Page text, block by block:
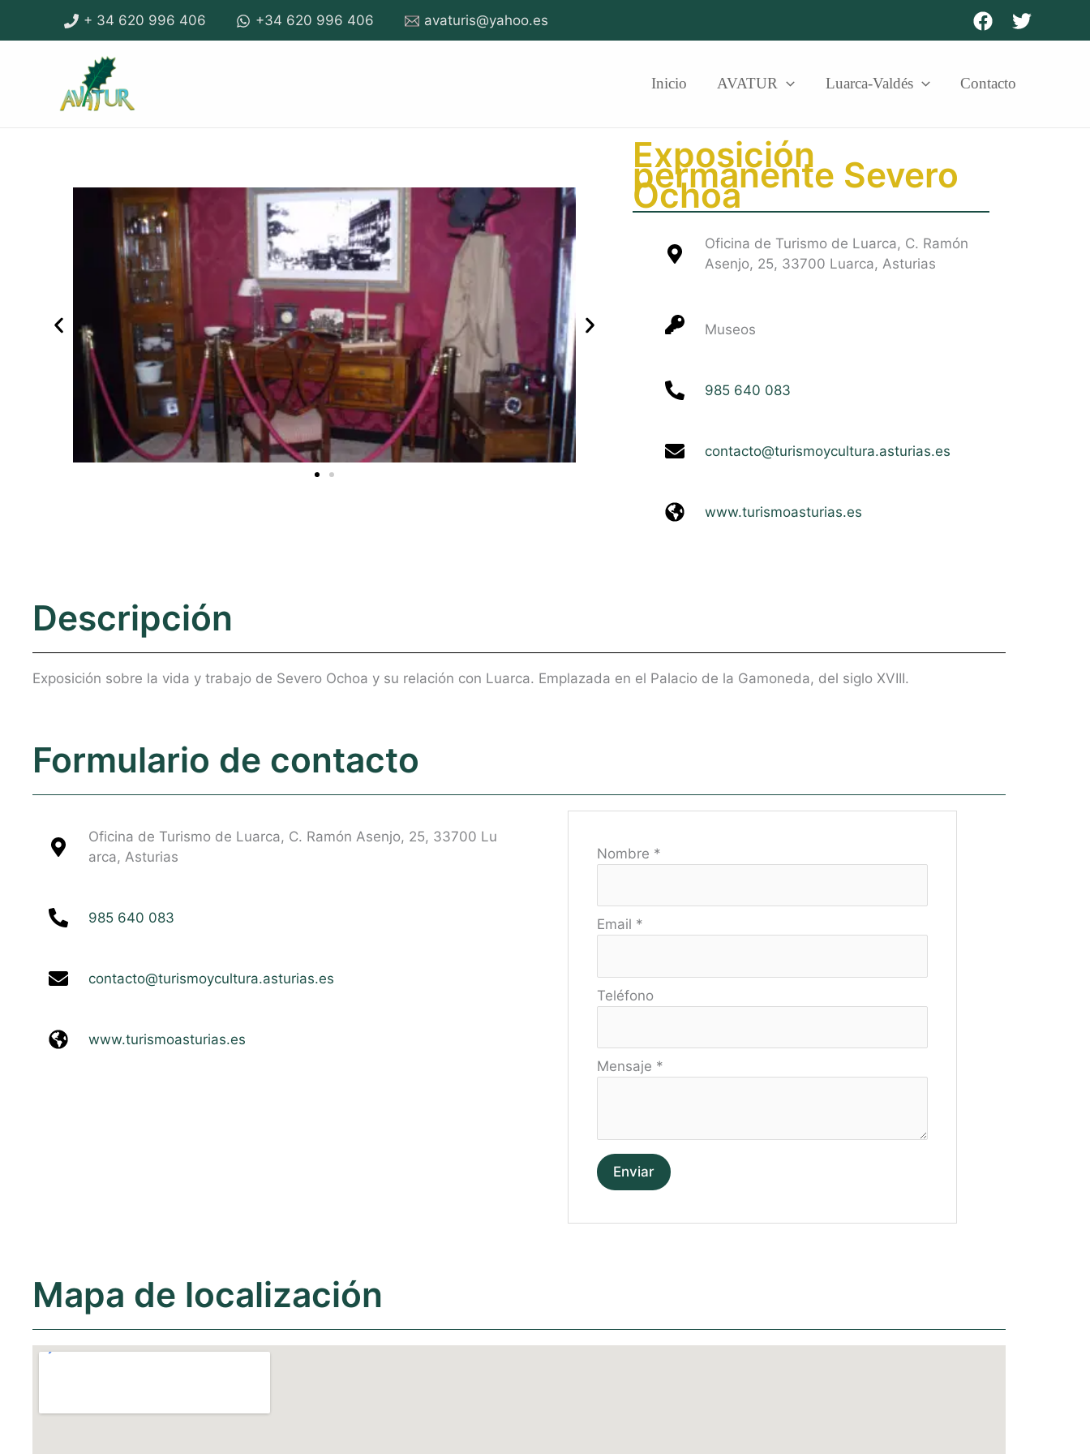
+ 34 620 996 406 +34 620 996 406 avaturis@yahoo.es
Inicio AVATUR Luarca-Valdés Contacto
Exposición
permanente Severo
Ochoa
Oficina de Turismo de Luarca, C. Ramón
Asenjo, 25, 33700 Luarca, Asturias
Museos
985 640 083
contacto@turismoycultura.asturias.es
www.turismoasturias.es
Descripción
Exposición sobre la vida y trabajo de Severo Ochoa y su relación con Luarca. Emplazada en el Palacio de la Gamoneda, del siglo XVIII.
Formulario de contacto
Oficina de Turismo de Luarca, C. Ramón Asenjo, 25, 33700 Lu
arca, Asturias
985 640 083
contacto@turismoycultura.asturias.es
www.turismoasturias.es
Nombre *
Email *
Teléfono
Mensaje *
Enviar
Mapa de localización